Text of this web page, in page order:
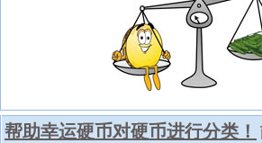
帮助幸运硬币对硬币进行分类！